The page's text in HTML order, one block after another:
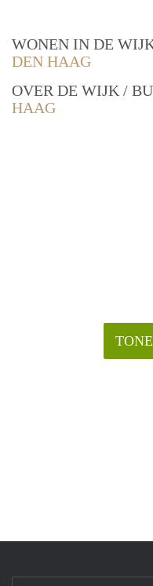
WONEN IN DE
DEN HAAG
OVER DE WIJK /
HAAG